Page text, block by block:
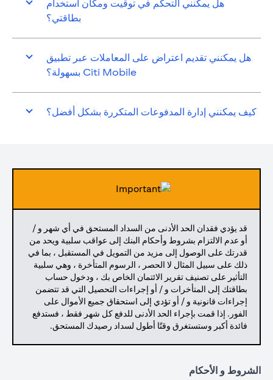
هل يمكنني التحكم في توقيت ومكان استخدام
بطاقتي؟
هل يمكنني تقديم اعتراض على المعاملات عبر تطبيق
Citi Mobile بسهولة؟
كيف يمكنني إدارة المدفوعات المتكررة بشكل أفضل؟
قد يؤدي فقدان الحد الأدنى من السداد المستحق في أي شهر و /
أو عدم الالتزام بشروط وأحكام البنك إلى عواقب سلبية ويحد من
قدرتك على الوصول إلى مزيد من التمويل في المستقبل ، بما في
ذلك على سبيل المثال لا الحصر ، الرسوم المتأخرة ، وهي سلبية
التأثير على تصنيف تقرير الائتمان الخاص بك ، ودخول حساب
بطاقتك إلى المتأخرات و / أو إجراءات التحصيل التي قد تتضمن
إجراءات قانونية و / أو تؤدي إلى استحقاق جميع الأموال على
الفور. إذا قمت بإجراء الحد الأدنى للدفع كل شهر فقط ، فستدفع
فائدة أكبر وستستغرق وقتًا أطول لسداد رصيدك المستحق.
الشروط و الأحكام